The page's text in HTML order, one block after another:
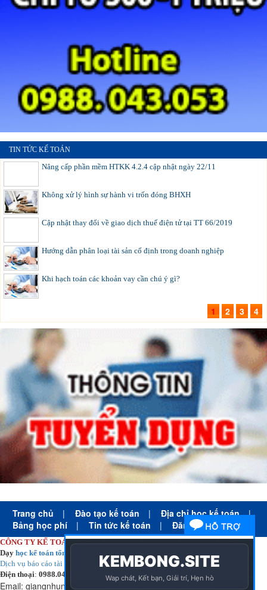
TIN TỨC KẾ TOÁN
Nâng cấp phần mềm HTKK 4.2.4 cập nhật ngày 22/11
Không xử lý hình sự hành vi trốn đóng BHXH
Cập nhật thay đổi về giao dịch thuế điện tử tại TT 66/2019
Hướng dẫn phân loại tài sản cố định trong doanh nghiệp
Khi hạch toán các khoản vay cần chú ý gì?
1 2 3 4
Trang chủ | Đào tạo kế toán | Địa chỉ học kế toán
|
Bảng học phí
| Tin tức kế toán | Đăng ký học
CÔNG TY KẾ TOÁN HÀ NỘI
Dạy học kế toán tổng hợp
Dịch vụ báo cáo tài chính
chuyên nghiệp uy tín giá rẻ
Điện thoại: 0988.043.053
Email: giangnhungkthn@gmail.com